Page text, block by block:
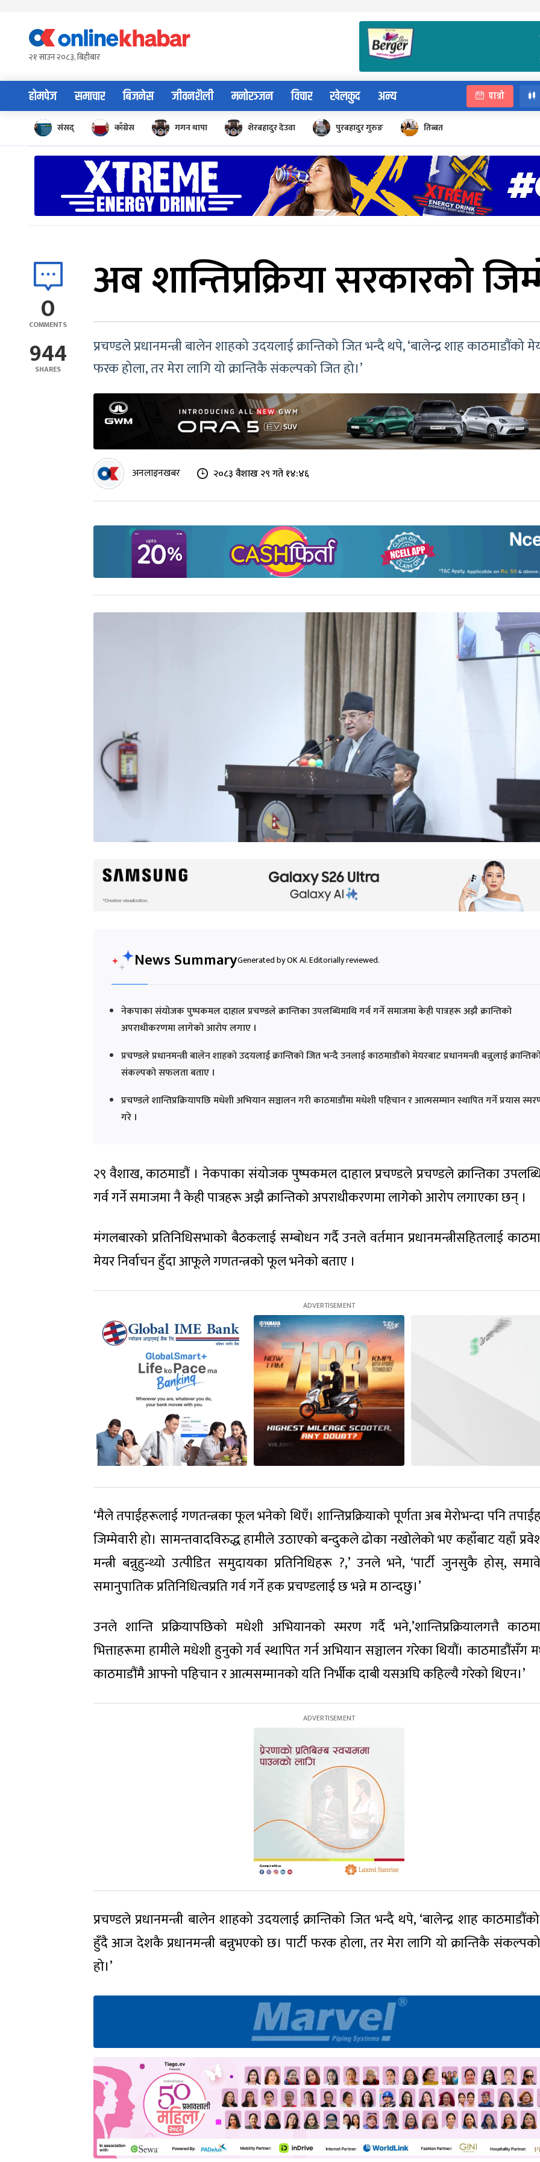
content२१ साउन २०८३, बिहीबार
होमपेज समाचार बिजनेस जीवनशैली मनोरञ्जन विचार खेलकुद अन्य पात्रो
संसद् काँग्रेस गगन थापा शेरबहादुर देउवा पुरबहादुर गुरुङ तिब्बत
0
COMMENTS
944
SHARES
अब शान्तिप्रक्रिया सरकारको
प्रचण्डले प्रधानमन्त्री बालेन शाहको उदयलाई क्रान्तिको जित भन्दै थपे, ‘बालेन्द्र शाह काठमाडौंको
फरक होला, तर मेरा लागि यो क्रान्तिकै संकल्पको जित हो।’
अनलाइनखबर २०८३ वैशाख २९ गते १४:४६
News SummaryGenerated by OK AI. Editorially reviewed.
नेकपाका संयोजक पुष्पकमल दाहाल प्रचण्डले क्रान्तिका उपलब्धिमाथि गर्व गर्ने समाजमा केही पात्रहरू अझै क्रान्तिको
अपराधीकरणमा लागेको आरोप लगाए ।
प्रचण्डले प्रधानमन्त्री बालेन शाहको उदयलाई क्रान्तिको जित भन्दै उनलाई काठमाडौंको मेयरबाट प्रधानमन्त्री बन्नुलाई
संकल्पको सफलता बताए ।
प्रचण्डले शान्तिप्रक्रियापछि मधेशी अभियान सञ्चालन गरी काठमाडौंमा मधेशी पहिचान र आत्मसम्मान स्थापित गर्ने प्रयास
गरे ।
२९ वैशाख, काठमाडौं । नेकपाका संयोजक पुष्पकमल दाहाल प्रचण्डले प्रचण्डले क्रान्तिका
गर्व गर्ने समाजमा नै केही पात्रहरू अझै क्रान्तिको अपराधीकरणमा लागेको आरोप लगाएका छन् ।
मंगलबारको प्रतिनिधिसभाको बैठकलाई सम्बोधन गर्दै उनले वर्तमान प्रधानमन्त्रीसहितलाई
मेयर निर्वाचन हुँदा आफूले गणतन्त्रको फूल भनेको बताए ।
‘मैले तपाईंहरूलाई गणतन्त्रका फूल भनेको थिएँ। शान्तिप्रक्रियाको पूर्णता अब मेरोभन्दा पनि
जिम्मेवारी हो। सामन्तवादविरुद्ध हामीले उठाएको बन्दुकले ढोका नखोलेको भए कहाँबाट यहाँ
मन्त्री बन्नुहुन्थ्यो उत्पीडित समुदायका प्रतिनिधिहरू ?,’ उनले भने, ‘पार्टी जुनसुकै होस्,
समानुपातिक प्रतिनिधित्वप्रति गर्व गर्ने हक प्रचण्डलाई छ भन्ने म ठान्दछु।’
उनले शान्ति प्रक्रियापछिको मधेशी अभियानको स्मरण गर्दै भने,’शान्तिप्रक्रियालगत्तै
भित्ताहरूमा हामीले मधेशी हुनुको गर्व स्थापित गर्न अभियान सञ्चालन गरेका थियौं।
काठमाडौंमै आफ्नो पहिचान र आत्मसम्मानको यति निर्भीक दाबी यसअघि कहिल्यै गरेको थिएन।’
प्रचण्डले प्रधानमन्त्री बालेन शाहको उदयलाई क्रान्तिको जित भन्दै थपे, ‘बालेन्द्र शाह
हुँदै आज देशकै प्रधानमन्त्री बन्नुभएको छ। पार्टी फरक होला, तर मेरा लागि यो क्रान्तिकै
हो।’